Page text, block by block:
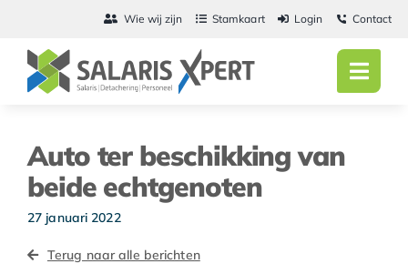
inhoud
Wie wij zijn Stamkaart Login Contact
Auto ter beschikking van
beide echtgenoten
27 januari 2022
Terug naar alle berichten